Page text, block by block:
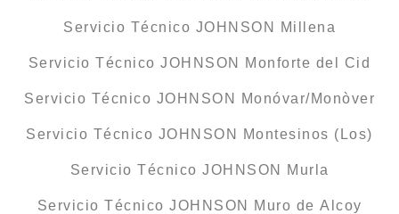
Servicio Técnico JOHNSON Millena
Servicio Técnico JOHNSON Monforte del Cid
Servicio Técnico JOHNSON Monóvar/Monòver
Servicio Técnico JOHNSON Montesinos (Los)
Servicio Técnico JOHNSON Murla
Servicio Técnico JOHNSON Muro de Alcoy